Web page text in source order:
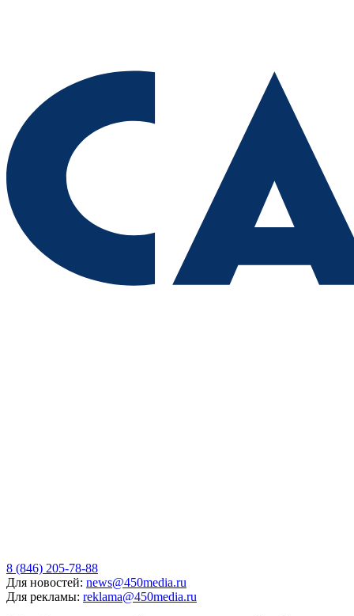
8 (846) 205-78-88
Для новостей: news@450media.ru
Для рекламы: reklama@450media.ru